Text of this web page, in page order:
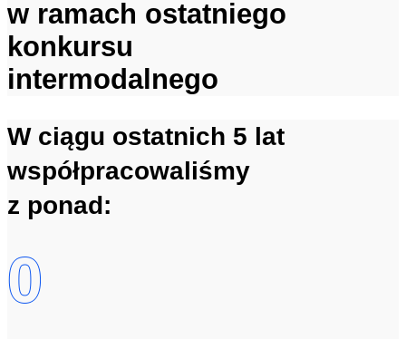
w ramach ostatniego
konkursu
intermodalnego
W ciągu ostatnich 5 lat
współpracowaliśmy
z ponad:
0